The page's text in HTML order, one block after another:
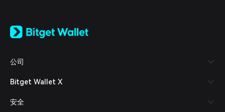
日本語
Español (Latinoamérica)
Italiano
Deutsch
公司
Bitget Wallet X
安全